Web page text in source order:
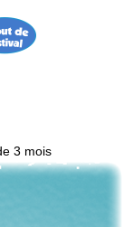
3 mois